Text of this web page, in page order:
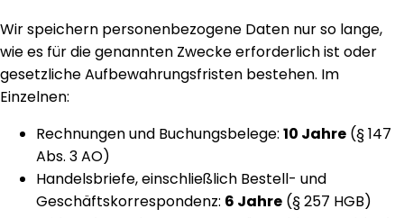
Wir speichern personenbezogene Daten nur so lange,
wie es für die genannten Zwecke erforderlich ist oder
gesetzliche Aufbewahrungsfristen bestehen. Im
Einzelnen:
Rechnungen und Buchungsbelege: 10 Jahre (§ 147
Abs. 3 AO)
Handelsbriefe, einschließlich Bestell- und
Geschäftskorrespondenz: 6 Jahre (§ 257 HGB)